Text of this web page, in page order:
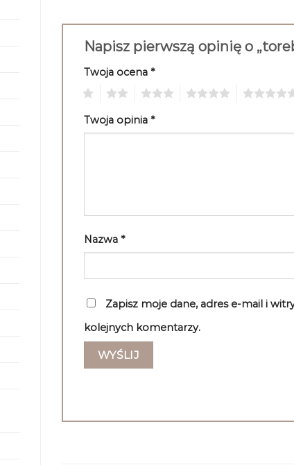
Napisz pierwszą opinię o
Twoja ocena *
Twoja opinia *
Nazwa *
Zapisz moje dane, adres e-mail i
kolejnych komentarzy.